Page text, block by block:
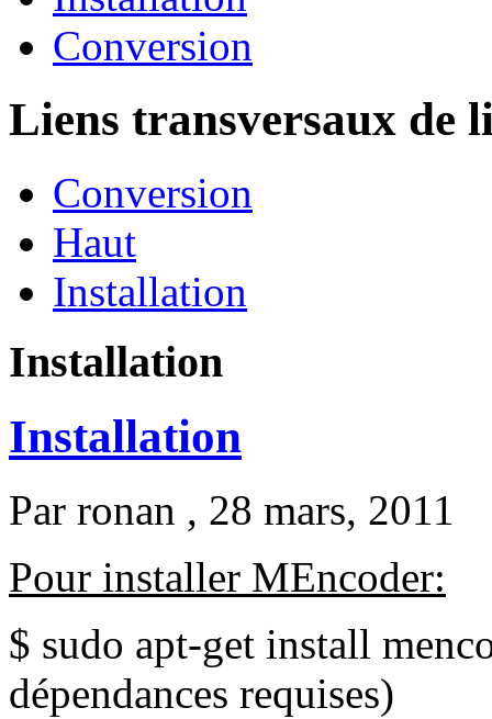
Conversion
Liens transversaux de
Conversion
Haut
Installation
Installation
Installation
Par ronan , 28 mars, 2011
Pour installer MEncoder:
$ sudo apt-get install
dépendances requises)